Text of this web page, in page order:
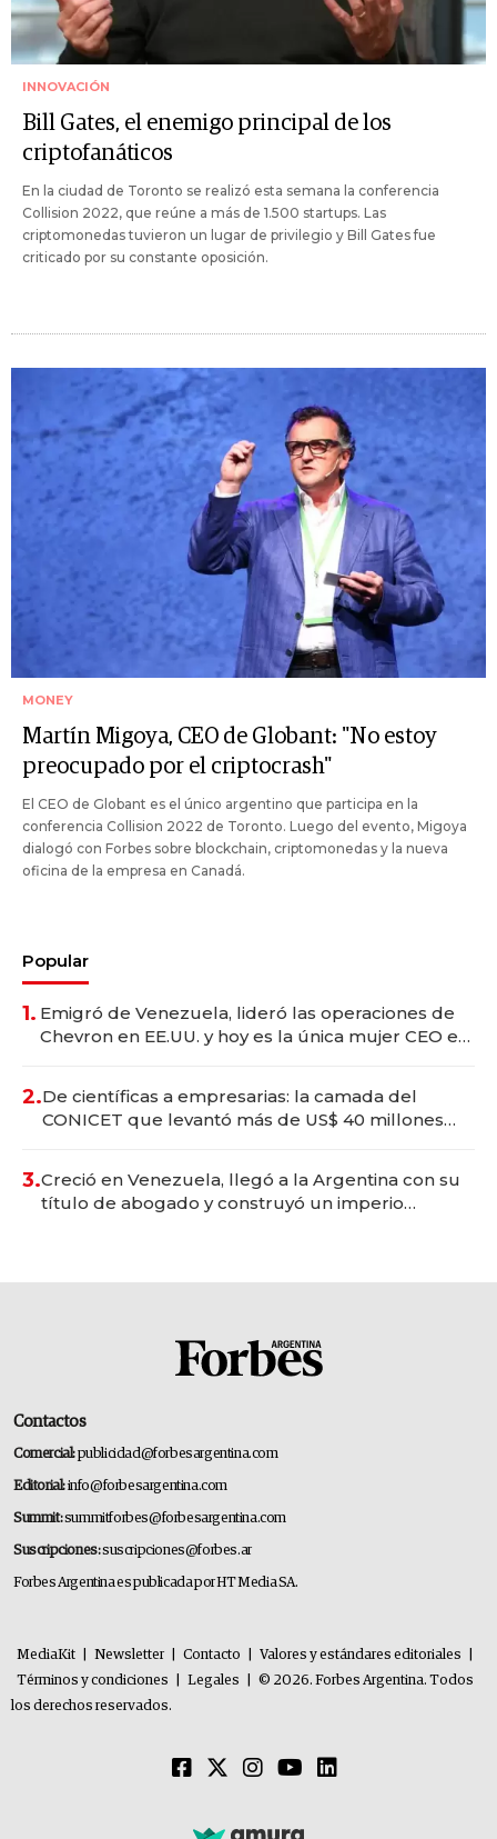
INNOVACIÓN
Bill Gates, el enemigo principal de los
criptofanáticos
En la ciudad de Toronto se realizó esta semana la conferencia
Collision 2022, que reúne a más de 1.500 startups. Las
criptomonedas tuvieron un lugar de privilegio y Bill Gates fue
criticado por su constante oposición.
MONEY
Martín Migoya, CEO de Globant: "No estoy
preocupado por el criptocrash"
El CEO de Globant es el único argentino que participa en la
conferencia Collision 2022 de Toronto. Luego del evento, Migoya
dialogó con Forbes sobre blockchain, criptomonedas y la nueva
oficina de la empresa en Canadá.
Popular
1. Emigró de Venezuela, lideró las operaciones de
Chevron en EE.UU. y hoy es la única mujer CEO en
2.De científicas a empresarias: la camada del
CONICET que levantó más de US$ 40 millones
3.Creció en Venezuela, llegó a la Argentina con su
título de abogado y construyó un imperio
Contactos
Comercial:publicidad@forbesargentina.com
Editorial:info@forbesargentina.com
Summit:summitforbes@forbesargentina.com
Suscripciones:suscripciones@forbes.ar
Forbes Argentina es publicada por HT Media SA.
MediaKit Newsletter Contacto Valores y estándares editoriales
Términos y condiciones
Legales
© 2026. Forbes Argentina. Todos
los derechos reservados.